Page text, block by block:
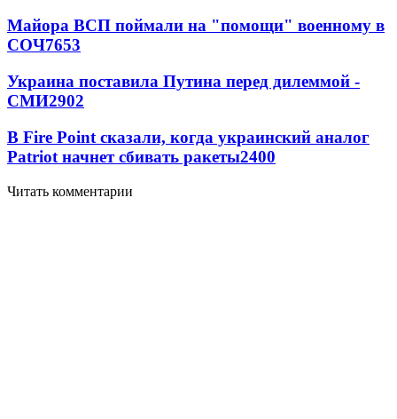
Майора ВСП поймали на "помощи" военному в
СОЧ7653
Украина поставила Путина перед дилеммой -
СМИ2902
В Fire Point сказали, когда украинский аналог
Patriot начнет сбивать ракеты2400
Читать комментарии